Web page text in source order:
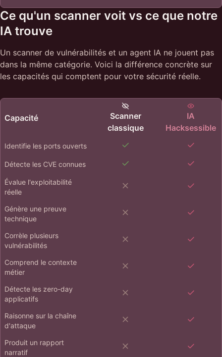
Ce qu'un scanner voit vs ce que notre
IA trouve
Un scanner de vulnérabilités et un agent IA ne jouent pas
dans la même catégorie. Voici la différence concrète sur
les capacités qui comptent pour votre sécurité réelle.
Capacité
Scanner
classique
IA
Hacksessible
Identifie les ports ouverts
Détecte les CVE connues
Évalue l'exploitabilité
réelle
Génère une preuve
technique
Corrèle plusieurs
vulnérabilités
Comprend le contexte
métier
Détecte les zero-day
applicatifs
Raisonne sur la chaîne
d'attaque
Produit un rapport
narratif